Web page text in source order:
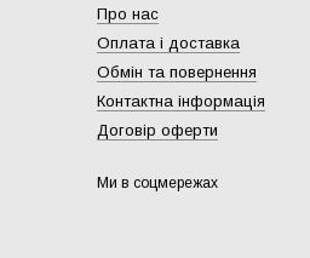
Про нас
Оплата і доставка
Обмін та повернення
Контактна інформація
Договір оферти
Ми в соцмережах